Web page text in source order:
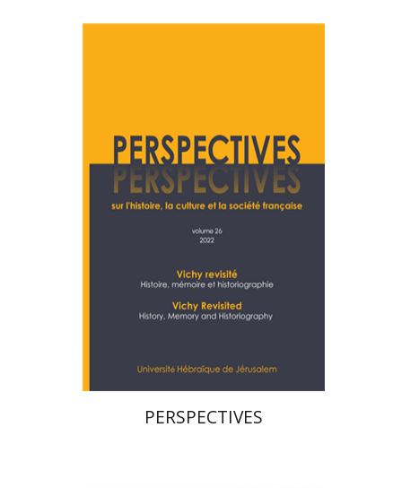
הנחת אתר ספר מודפס
PERSPECTIVES